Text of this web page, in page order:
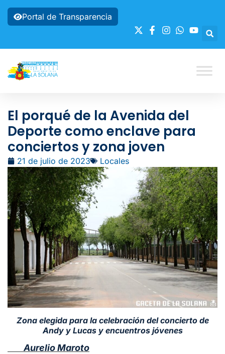
Portal de Transparencia
El porqué de la Avenida del
Deporte como enclave para
conciertos y zona joven
21 de julio de 2023 Locales
Zona elegida para la celebración del concierto de
Andy y Lucas y encuentros jóvenes
Aurelio Maroto